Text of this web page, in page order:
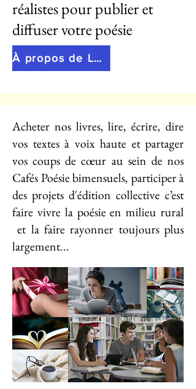
réalistes pour publier et
diffuser votre poésie
À propos de La plume de Léonie
Acheter nos livres, lire, écrire, dire
vos textes à voix haute et partager
vos coups de cœur au sein de nos
Cafés Poésie bimensuels, participer à
des projets d'édition collective c’est
faire vivre la poésie en milieu rural
et la faire rayonner toujours plus
largement...